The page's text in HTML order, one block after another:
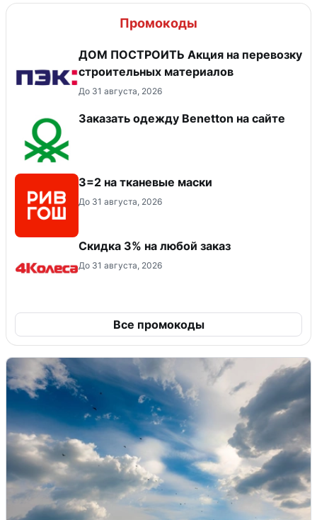
Промокоды
ДОМ ПОСТРОИТЬ Акция на перевозку
строительных материалов
До 31 августа, 2026
Заказать одежду Benetton на сайте
3=2 на тканевые маски
До 31 августа, 2026
Скидка 3% на любой заказ
До 31 августа, 2026
Все промокоды